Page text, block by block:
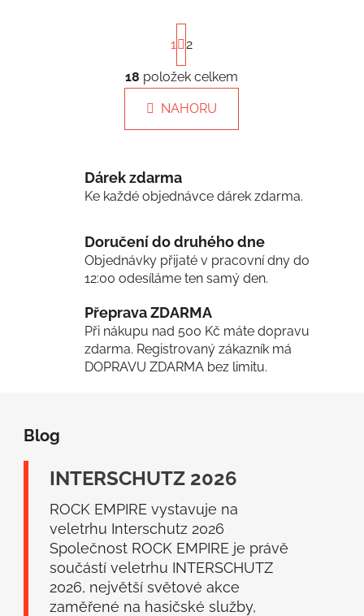
O
v
a
c
r
v
k
v
ý
p
i
S
t
r
á
n
k
í
1 2
18 položek celkem
NAHORU
Dárek zdarma
Ke každé objednávce dárek zdarma.
Doručení do druhého dne
Objednávky přijaté v pracovní dny do
12:00 odesíláme ten samý den.
Přeprava ZDARMA
Při nákupu nad 500 Kč máte dopravu
zdarma. Registrovaný zákazník má
DOPRAVU ZDARMA bez limitu.
Blog
INTERSCHUTZ 2026
ROCK EMPIRE vystavuje na
veletrhu Interschutz 2026
Společnost ROCK EMPIRE je právě
součástí veletrhu INTERSCHUTZ
2026, největší světové akce
zaměřené na hasičské služby,